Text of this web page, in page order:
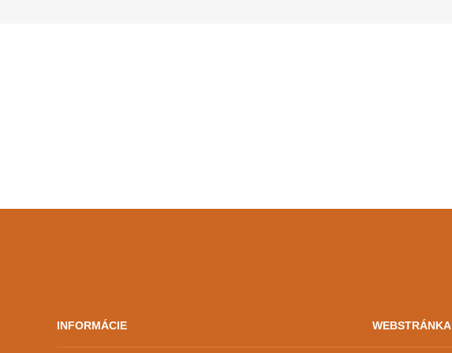
INFORMÁCIE WEBSTRÁNKA